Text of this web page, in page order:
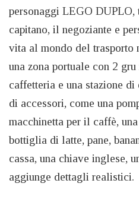
personaggi LEGO
capitano, il negoziante e
vita al mondo del trasporto
una zona portuale con 2
caffetteria e una stazione
di accessori, come una
macchinetta per il caffè,
bottiglia di latte, pane,
cassa, una chiave inglese,
aggiunge dettagli realistici.